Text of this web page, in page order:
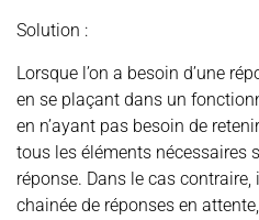
Solution :
Lorsque l’on a besoin d’une
en se plaçant dans un
en n’ayant pas besoin de
tous les éléments nécessaires
réponse. Dans le cas
chainée de réponses en